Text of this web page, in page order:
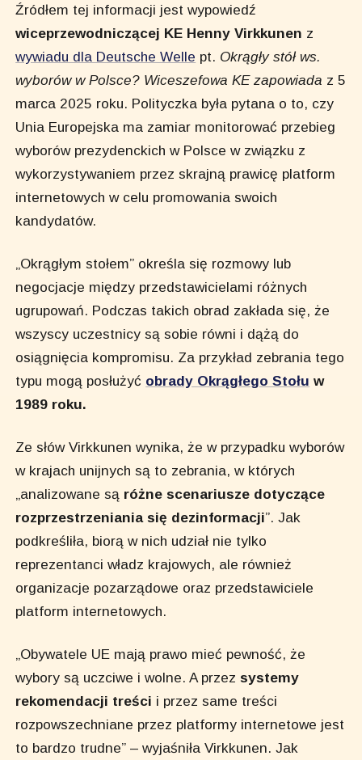
Źródłem tej informacji jest wypowiedź
wiceprzewodniczącej KE Henny Virkkunen z
wywiadu dla Deutsche Welle pt. Okrągły stół ws.
wyborów w Polsce? Wiceszefowa KE zapowiada z 5
marca 2025 roku. Polityczka była pytana o to, czy
Unia Europejska ma zamiar monitorować przebieg
wyborów prezydenckich w Polsce w związku z
wykorzystywaniem przez skrajną prawicę platform
internetowych w celu promowania swoich
kandydatów.
„Okrągłym stołem” określa się rozmowy lub
negocjacje między przedstawicielami różnych
ugrupowań. Podczas takich obrad zakłada się, że
wszyscy uczestnicy są sobie równi i dążą do
osiągnięcia kompromisu. Za przykład zebrania tego
typu mogą posłużyć obrady Okrągłego Stołu w
1989 roku.
Ze słów Virkkunen wynika, że w przypadku wyborów
w krajach unijnych są to zebrania, w których
„analizowane są różne scenariusze dotyczące
rozprzestrzeniania się dezinformacji”. Jak
podkreśliła, biorą w nich udział nie tylko
reprezentanci władz krajowych, ale również
organizacje pozarządowe oraz przedstawiciele
platform internetowych.
„Obywatele UE mają prawo mieć pewność, że
wybory są uczciwe i wolne. A przezsystemy
rekomendacji treści i przez same treści
rozpowszechniane przez platformy internetowe jest
to bardzo trudne” – wyjaśniła Virkkunen. Jak